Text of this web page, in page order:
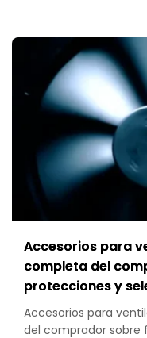
Accesorios para
completa del
protecciones y
Accesorios para
del comprador sobre